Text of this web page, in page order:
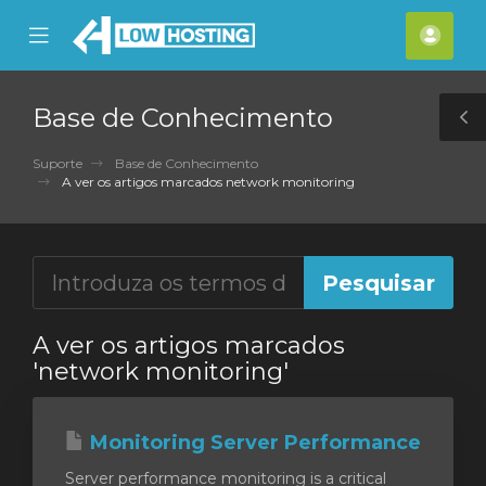
Mobile
Menu
Base de Conhecimento
Suporte
Base de Conhecimento
A ver os artigos marcados network monitoring
A ver os artigos marcados
'network monitoring'
Monitoring Server Performance
Server performance monitoring is a critical